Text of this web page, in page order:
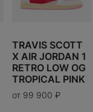
TRAVIS SCOTT
X AIR JORDAN 1
RETRO LOW OG
TROPICAL PINK
от 99 900 ₽